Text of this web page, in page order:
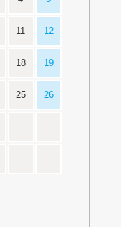
11 12
18 19
25 26